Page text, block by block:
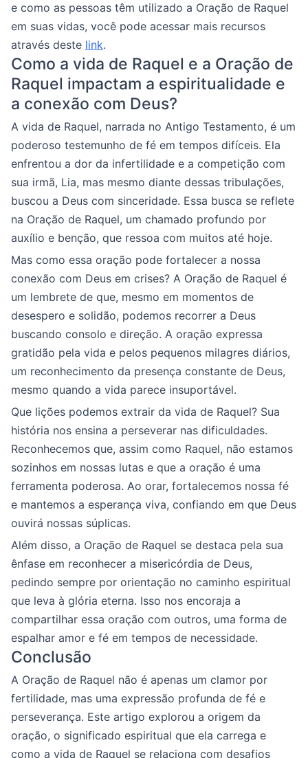
e como as pessoas têm utilizado a Oração de Raquel
em suas vidas, você pode acessar mais recursos
através deste link.
Como a vida de Raquel e a Oração de
Raquel impactam a espiritualidade e
a conexão com Deus?
A vida de Raquel, narrada no Antigo Testamento, é um
poderoso testemunho de fé em tempos difíceis. Ela
enfrentou a dor da infertilidade e a competição com
sua irmã, Lia, mas mesmo diante dessas tribulações,
buscou a Deus com sinceridade. Essa busca se reflete
na Oração de Raquel, um chamado profundo por
auxílio e benção, que ressoa com muitos até hoje.
Mas como essa oração pode fortalecer a nossa
conexão com Deus em crises? A Oração de Raquel é
um lembrete de que, mesmo em momentos de
desespero e solidão, podemos recorrer a Deus
buscando consolo e direção. A oração expressa
gratidão pela vida e pelos pequenos milagres diários,
um reconhecimento da presença constante de Deus,
mesmo quando a vida parece insuportável.
Que lições podemos extrair da vida de Raquel? Sua
história nos ensina a perseverar nas dificuldades.
Reconhecemos que, assim como Raquel, não estamos
sozinhos em nossas lutas e que a oração é uma
ferramenta poderosa. Ao orar, fortalecemos nossa fé
e mantemos a esperança viva, confiando em que Deus
ouvirá nossas súplicas.
Além disso, a Oração de Raquel se destaca pela sua
ênfase em reconhecer a misericórdia de Deus,
pedindo sempre por orientação no caminho espiritual
que leva à glória eterna. Isso nos encoraja a
compartilhar essa oração com outros, uma forma de
espalhar amor e fé em tempos de necessidade.
Conclusão
A Oração de Raquel não é apenas um clamor por
fertilidade, mas uma expressão profunda de fé e
perseverança. Este artigo explorou a origem da
oração, o significado espiritual que ela carrega e
como a vida de Raquel se relaciona com desafios